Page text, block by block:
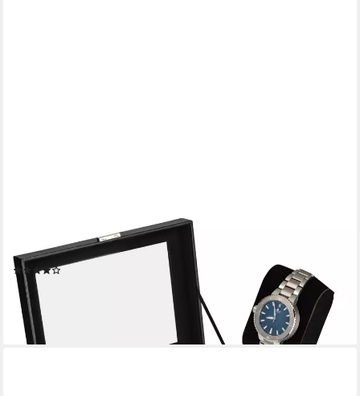
Uhrenbox Uhren Aufbewahrungskiste Uhrenbox Uhrenkoffer
Uhrenkasten für 20 Uhren
34,95 €
lieferbar - in 4-5 Werktagen bei dir